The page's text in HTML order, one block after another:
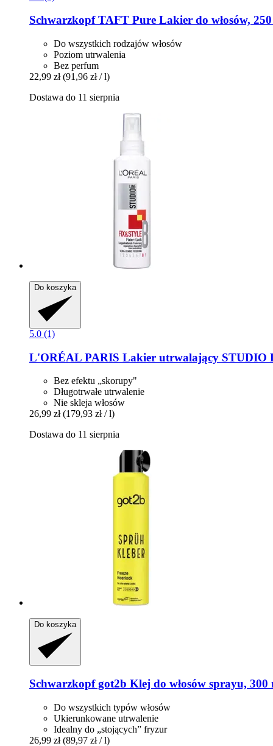
SchwarzkopfTAFT Pure Lakier do włosów,
Do wszystkich rodzajów włosów
Poziom utrwalenia
Bez perfum
22,99 zł (91,96 zł / l)
Dostawa do 11 sierpnia
Do koszyka
5.0 (1)
L'ORÉAL PARIS Lakier utrwalający STUDIO
Bez efektu „skorupy"
Długotrwałe utrwalenie
Nie skleja włosów
26,99 zł (179,93 zł / l)
Dostawa do 11 sierpnia
Do koszyka
Schwarzkopfgot2b Klej do włosów sprayu, 300
Do wszystkich typów włosów
Ukierunkowane utrwalenie
Idealny do „stojących” fryzur
26,99 zł (89,97 zł / l)